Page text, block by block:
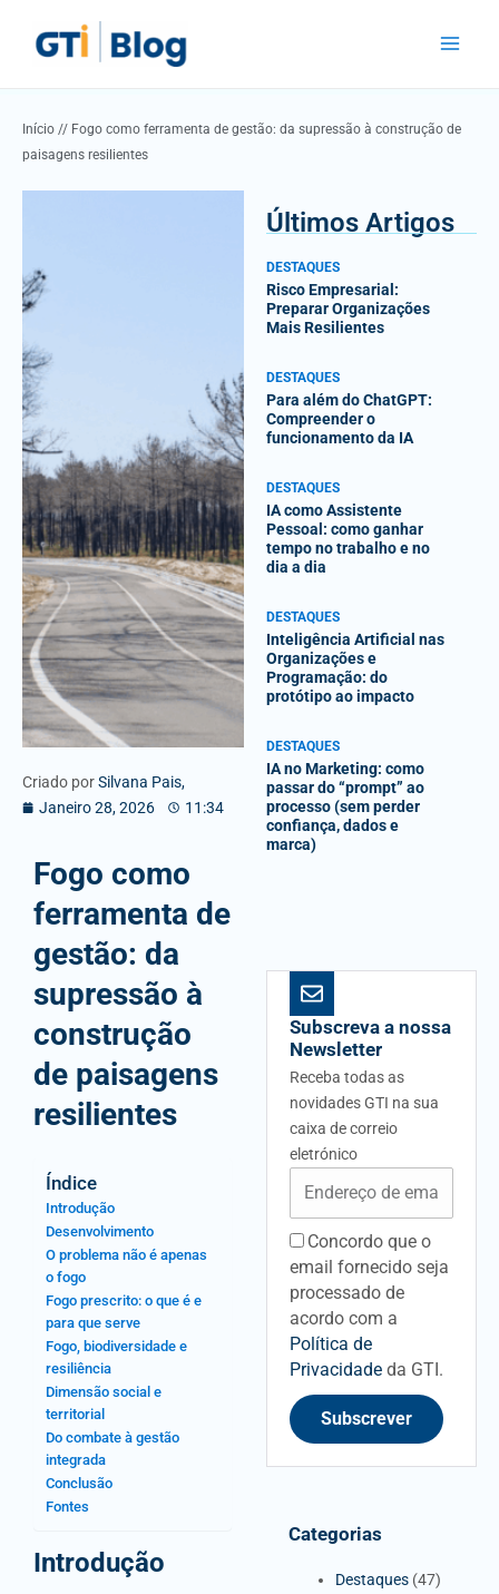
content
Início // Fogo como ferramenta de gestão: da supressão à construção de
paisagens resilientes
Criado porSilvana Pais,
Janeiro 28, 2026
11:34
Fogo como
ferramenta de
gestão: da
supressão à
construção
de paisagens
resilientes
Índice
Introdução
Desenvolvimento
O problema não é apenas
o fogo
Fogo prescrito: o que é e
para que serve
Fogo, biodiversidade e
resiliência
Dimensão social e
territorial
Do combate à gestão
integrada
Conclusão
Fontes
Introdução
Últimos Artigos
DESTAQUES
Risco Empresarial:
Preparar Organizações
Mais Resilientes
DESTAQUES
Para além do ChatGPT:
Compreender o
funcionamento da IA
DESTAQUES
IA como Assistente
Pessoal: como ganhar
tempo no trabalho e no
dia a dia
DESTAQUES
Inteligência Artificial nas
Organizações e
Programação: do
protótipo ao impacto
DESTAQUES
IA no Marketing: como
passar do “prompt” ao
processo (sem perder
confiança, dados e
marca)
Subscreva a nossa
Newsletter
Receba todas as
novidades GTI na sua
caixa de correio
eletrónico
acceptancefieldid
Concordo que o
email fornecido seja
processado de
acordo com a
Política de
Privacidade da GTI.
Subscrever
Categorias
Destaques(47)